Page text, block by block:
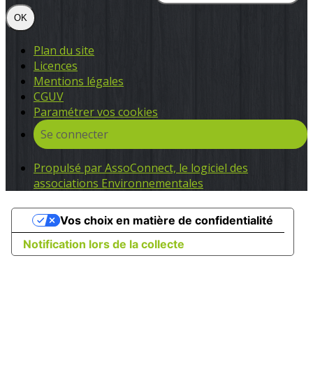
OK
Plan du site
Licences
Mentions légales
CGUV
Paramétrer vos cookies
Se connecter
Propulsé par AssoConnect, le logiciel des
associations Environnementales
Notification lors de la collecte
Vos choix en matière de confidentialité